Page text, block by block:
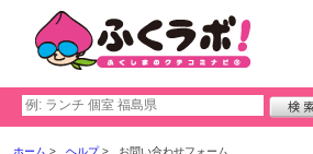
ホーム ヘルプ お問い合わせフォーム